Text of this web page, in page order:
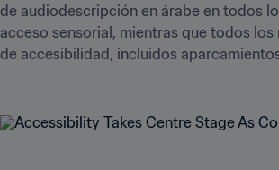
de audiodescripción en árabe en todos
acceso sensorial, mientras que todos
de accesibilidad, incluidos